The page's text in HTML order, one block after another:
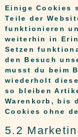
Einige Cookies
Teile der
funktionieren
weiterhin in
Setzen
den Besuch
musst du beim
wiederholt
so bleiben
Warenkorb, bis
Cookies ohne
5.2